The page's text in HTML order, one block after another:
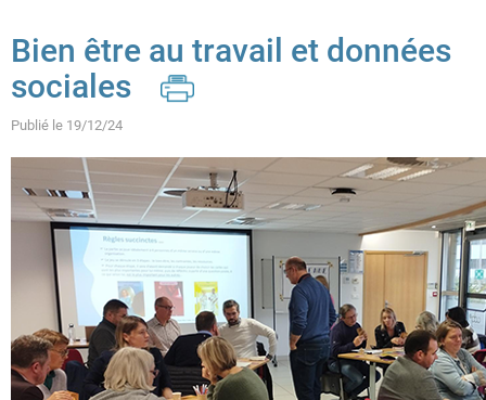
Bien être au travail et données
sociales
Publié le 19/12/24